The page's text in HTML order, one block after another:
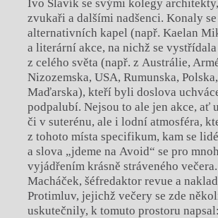
Ivo Slavík se svými kolegy
zvukaři a dalšími nadšenci. Konaly
alternativních kapel (např. Kaelan
a literární akce, na nichž se
z celého světa (např. z Austrálie,
Nizozemska, USA, Rumunska,
Maďarska), kteří byli doslova
podpalubí. Nejsou to ale jen akce, ať
či v suterénu, ale i lodní atmosféra,
z tohoto místa specifikum, kam se
a slova „jdeme na Avoid“ se pro
vyjádřením krásně stráveného
Macháček, šéfredaktor revue a
Protimluv, jejichž večery se zde
uskutečnily, k tomuto prostoru napsal: